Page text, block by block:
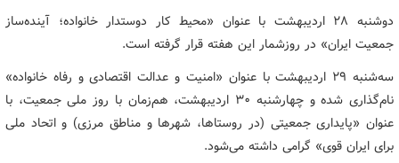
دوشنبه 28 اردیبهشت با عنوان «محیط کار دوستدار خانواده؛ آینده‌ساز
جمعیت ایران» در روزشمار این هفته قرار گرفته است.
سه‌شنبه 29 اردیبهشت با عنوان «امنیت و عدالت اقتصادی و رفاه خانواده»
نام‌گذاری شده و چهارشنبه 30 اردیبهشت، هم‌زمان با روز ملی جمعیت، با
عنوان «پایداری جمعیتی (در روستاها، شهرها و مناطق مرزی) و اتحاد ملی
برای ایران قوی» گرامی داشته می‌شود.